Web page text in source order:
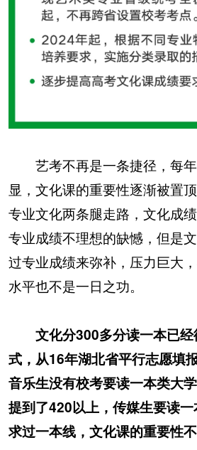
艺考不再是一条捷径，每年
显，文化课的重要性逐渐被置
专业文化两条腿走路，文化成
专业成绩不理想的缺憾，但是
过专业成绩来弥补，压力巨大
水平也不是一日之功。
文化分300多分读一本已
式，从16年湖北省平行志愿填
音乐生没有校考要读一本类大
提到了420以上，传媒生要读
求过一本线，文化课的重要性不